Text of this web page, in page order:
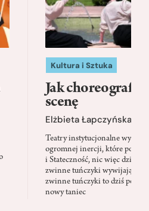
Kultura i Sztuka
Jak
scenę
Elżbieta Łapczyńska
Teatry instytucjonalne
ogromnej inercji, które ponad
i Stateczność, nic więc
zwinne tuńczyki wywijają
zwinne tuńczyki to dziś
nowy taniec